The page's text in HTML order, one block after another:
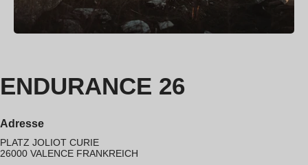
ENDURANCE 26
Adresse
PLATZ JOLIOT CURIE
26000 VALENCE FRANKREICH